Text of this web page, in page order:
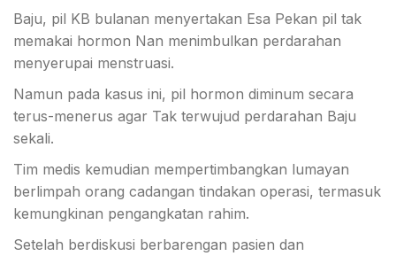
Baju, pil KB bulanan menyertakan Esa Pekan pil tak
memakai hormon Nan menimbulkan perdarahan
menyerupai menstruasi.
Namun pada kasus ini, pil hormon diminum secara
terus-menerus agar Tak terwujud perdarahan Baju
sekali.
Tim medis kemudian mempertimbangkan lumayan
berlimpah orang cadangan tindakan operasi, termasuk
kemungkinan pengangkatan rahim.
Setelah berdiskusi berbarengan pasien dan